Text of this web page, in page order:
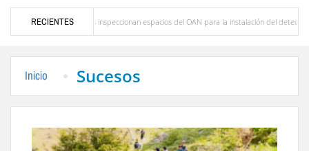
RECIENTES
instalación del detector Cherenkov de agua Síntesis deportiva por Avelino Avancin
Inicio Sucesos